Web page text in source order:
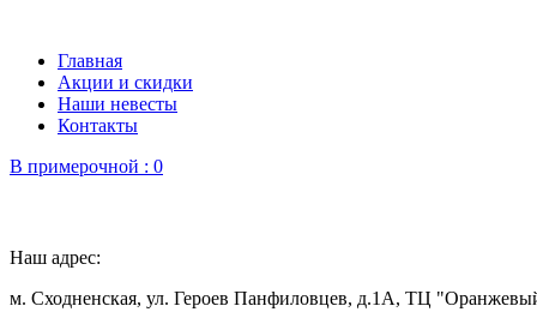
Главная
Акции и скидки
Наши невесты
Контакты
В примерочной : 0
Наш адрес:
м. Сходненская, ул. Героев Панфиловцев, д.1А, ТЦ